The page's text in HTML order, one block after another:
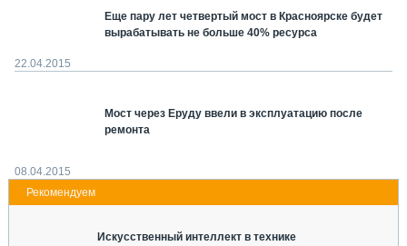
СПЕЦПРОЕКТЫ
МЕРОПРИЯТИЯ
СТАТЬИ ПО КАТЕГОРИЯМ ТЕХНИКИ
Еще пару лет четвертый мост в Красноярске будет
вырабатывать не больше 40% ресурса
22.04.2015
Мост через Еруду ввели в эксплуатацию после
ремонта
08.04.2015
Искусственный интеллект в технике